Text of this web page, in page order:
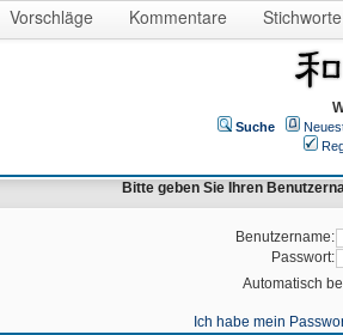
Vorschläge Kommentare Stichworte
Suche
Bitte geben Sie Ihren
Benutzername:
Passwort:
Automatisch
Ich habe mein